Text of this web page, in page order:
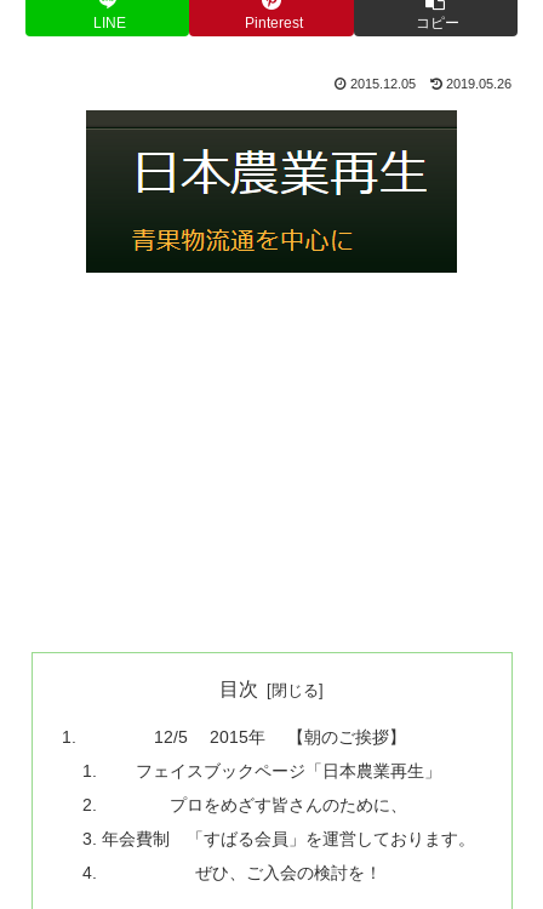
LINE Pinterest コピー
2015.12.05 2019.05.26
目次
12/5 2015年 【朝のご挨拶】
フェイスブックページ「日本農業再生」
プロをめざす皆さんのために、
年会費制 「すばる会員」を運営しております。
ぜひ、ご入会の検討を！